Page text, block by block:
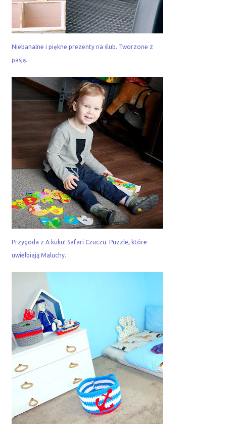
Niebanalne i piękne prezenty na ślub. Tworzone z
pasją.
Przygoda z A kuku! Safari Czuczu. Puzzle, które
uwielbiają Maluchy.